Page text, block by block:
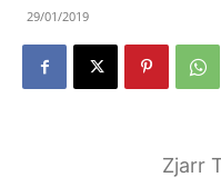
29/01/2019
Zjarr